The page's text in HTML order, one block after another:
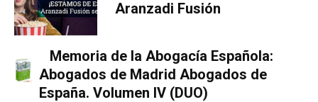
Aranzadi Fusión
Memoria de la Abogacía Española:
Abogados de Madrid Abogados de
España. Volumen IV (DUO)